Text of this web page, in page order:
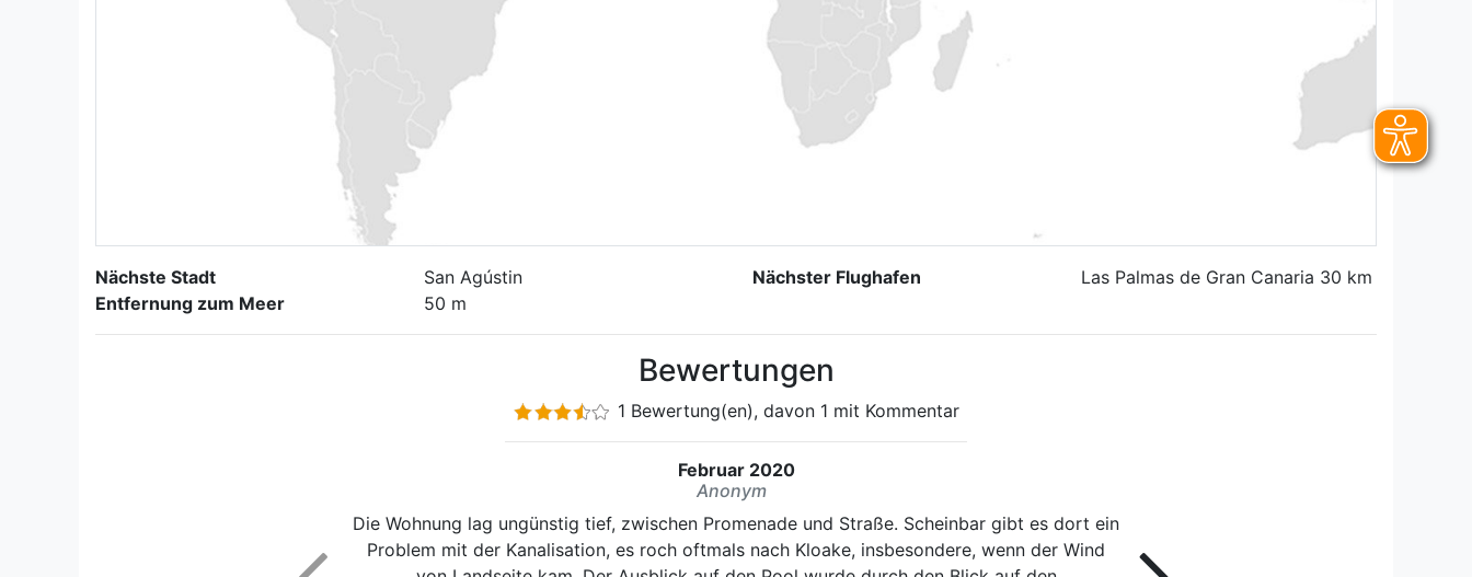
Nächste Stadt
San Agústin
Entfernung zum Meer
50 m
Nächster Flughafen Las Palmas de Gran Canaria 30 km
Bewertungen
1 Bewertung(en), davon 1 mit Kommentar
Februar 2020
Anonym
Die Wohnung lag ungünstig tief, zwischen Promenade und Straße. Scheinbar gibt es dort ein
Problem mit der Kanalisation, es roch oftmals nach Kloake, insbesondere, wenn der Wind